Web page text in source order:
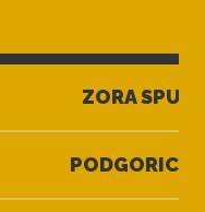
ZORA SPUŽ
PODGORICA